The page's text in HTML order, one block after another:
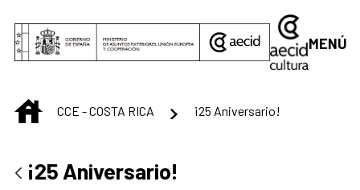
MENÚ
INICIO
CCE - COSTA RICA ¡25 Aniversario!
¡25 Aniversario!